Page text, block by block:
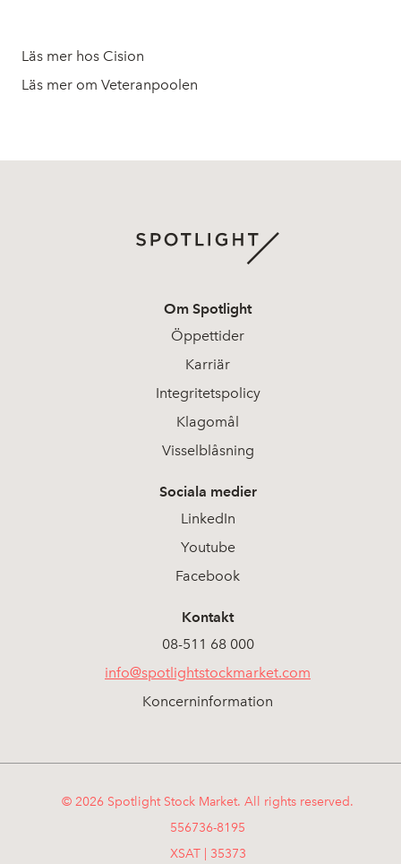
Läs mer hos Cision
Läs mer om Veteranpoolen
Om Spotlight
Öppettider
Karriär
Integritetspolicy
Klagomål
Visselblåsning
Sociala medier
LinkedIn
Youtube
Facebook
Kontakt
08-511 68 000
info@spotlightstockmarket.com
Koncerninformation
© 2026 Spotlight Stock Market. All rights reserved.
556736-8195
XSAT | 35373